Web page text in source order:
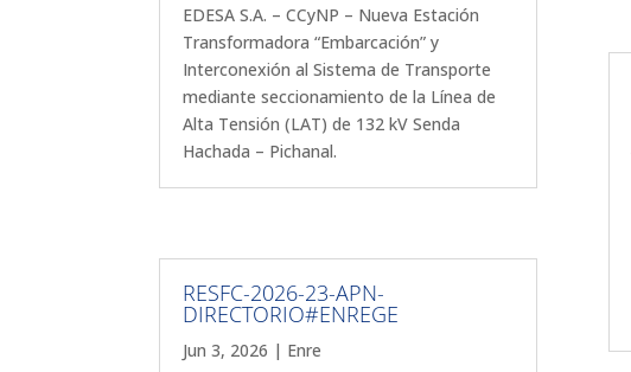
EDESA S.A. – CCyNP – Nueva Estación
Transformadora “Embarcación” y
Interconexión al Sistema de Transporte
mediante seccionamiento de la Línea de
Alta Tensión (LAT) de 132 kV Senda
Hachada – Pichanal.
RESFC-2026-23-APN-
DIRECTORIO#ENREGE
Jun 3, 2026 | Enre